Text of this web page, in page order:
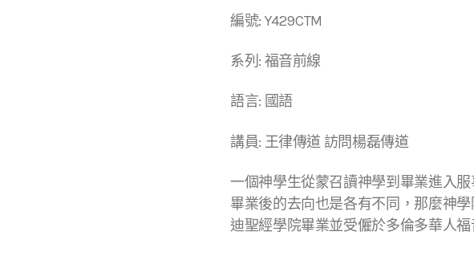
編號: Y429CTM
系列: 福音前線
語言: 國語
講員: 王律傳道 訪問楊磊傳道
一個神學生從蒙召讀神學到畢業進入
畢業後的去向也是各有不同，那麼神
迪聖經學院畢業並受僱於多倫多華人